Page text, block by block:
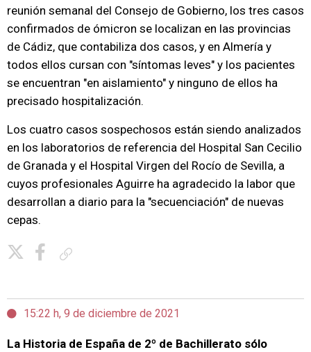
reunión semanal del Consejo de Gobierno, los tres casos
confirmados de ómicron se localizan en las provincias
de Cádiz, que contabiliza dos casos, y en Almería y
todos ellos cursan con "síntomas leves" y los pacientes
se encuentran "en aislamiento" y ninguno de ellos ha
precisado hospitalización.
Los cuatro casos sospechosos están siendo analizados
en los laboratorios de referencia del Hospital San Cecilio
de Granada y el Hospital Virgen del Rocío de Sevilla, a
cuyos profesionales Aguirre ha agradecido la labor que
desarrollan a diario para la "secuenciación" de nuevas
cepas.
15:22 h, 9 de diciembre de 2021
La Historia de España de 2º de Bachillerato sólo